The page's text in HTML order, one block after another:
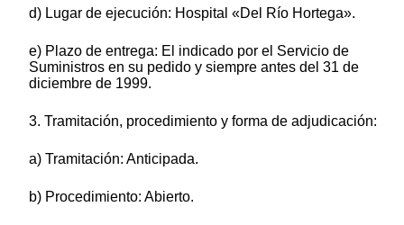
d) Lugar de ejecución: Hospital «Del Río Hortega».
e) Plazo de entrega: El indicado por el Servicio de
Suministros en su pedido y siempre antes del 31 de
diciembre de 1999.
3. Tramitación, procedimiento y forma de adjudicación:
a) Tramitación: Anticipada.
b) Procedimiento: Abierto.